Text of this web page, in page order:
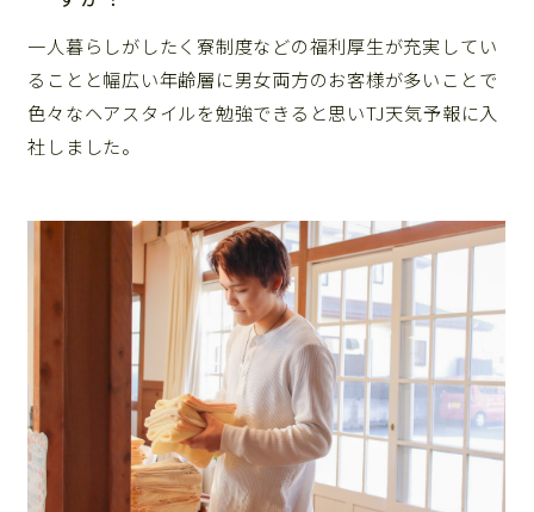
一人暮らしがしたく寮制度などの福利厚生が充実してい
ることと幅広い年齢層に男女両方のお客様が多いことで
色々なヘアスタイルを勉強できると思いTJ天気予報に入
社しました。